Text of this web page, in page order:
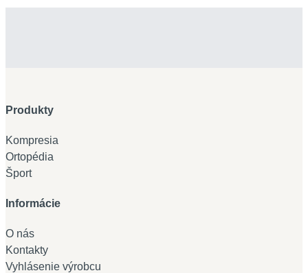
Produkty
Kompresia
Ortopédia
Šport
Informácie
O nás
Kontakty
Vyhlásenie výrobcu